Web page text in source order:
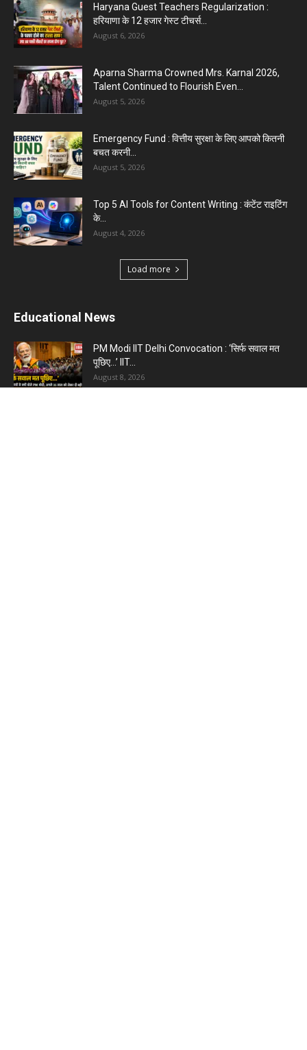
Haryana Guest Teachers Regularization :
हरियाणा के 12 हजार गेस्ट टीचर्स...
August 6, 2026
Aparna Sharma Crowned Mrs. Karnal 2026,
Talent Continued to Flourish Even...
August 5, 2026
Emergency Fund : वित्तीय सुरक्षा के लिए आपको कितनी
बचत करनी...
August 5, 2026
Top 5 AI Tools for Content Writing : कंटेंट राइटिंग
के...
August 4, 2026
Load more
Educational News
PM Modi IIT Delhi Convocation : ‘सिर्फ सवाल मत
पूछिए…’ IIT...
August 8, 2026